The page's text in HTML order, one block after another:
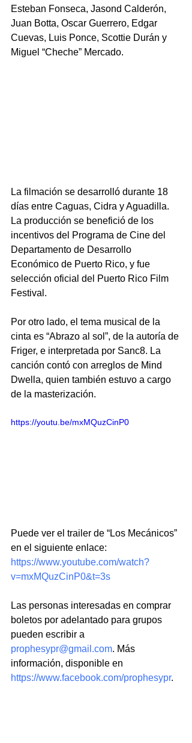
Esteban Fonseca, Jasond Calderón,
Juan Botta, Oscar Guerrero, Edgar
Cuevas, Luis Ponce, Scottie Durán y
Miguel “Cheche” Mercado.
La filmación se desarrolló durante 18
días entre Caguas, Cidra y Aguadilla.
La producción se benefició de los
incentivos del Programa de Cine del
Departamento de Desarrollo
Económico de Puerto Rico, y fue
selección oficial del Puerto Rico Film
Festival.
Por otro lado, el tema musical de la
cinta es “Abrazo al sol”, de la autoría de
Friger, e interpretada por Sanc8. La
canción contó con arreglos de Mind
Dwella, quien también estuvo a cargo
de la masterización.
https://youtu.be/mxMQuzCinP0
Puede ver el trailer de “Los Mecánicos”
en el siguiente enlace:
https://www.youtube.com/watch?
v=mxMQuzCinP0&t=3s
Las personas interesadas en comprar
boletos por adelantado para grupos
pueden escribir a
prophesypr@gmail.com. Más
información, disponible en
https://www.facebook.com/prophesypr.